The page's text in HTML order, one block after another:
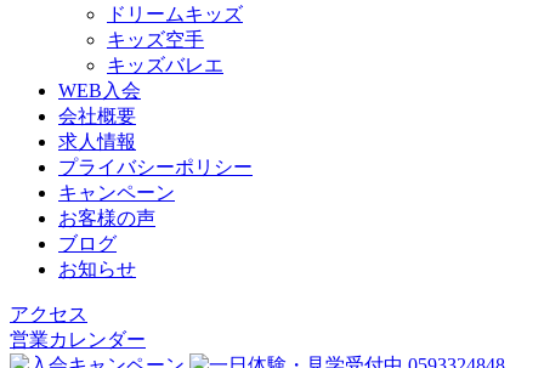
ドリームキッズ
キッズ空手
キッズバレエ
WEB入会
会社概要
求人情報
プライバシーポリシー
キャンペーン
お客様の声
ブログ
お知らせ
アクセス
営業カレンダー